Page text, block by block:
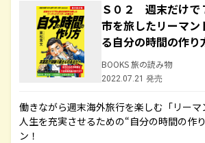
Ｓ０２ 週末だけで
市を旅したリーマン
る自分の時間の作り
BOOKS 旅の読み物
2022.07.21 発売
働きながら週末海外旅行を楽しむ「リーマ
人生を充実させるための“自分の時間の作
ン！